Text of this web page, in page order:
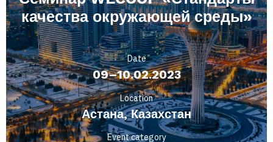
качества окружающей среды»
Date
09–10.02.2023
Location
Астана, Казахстан
Event category